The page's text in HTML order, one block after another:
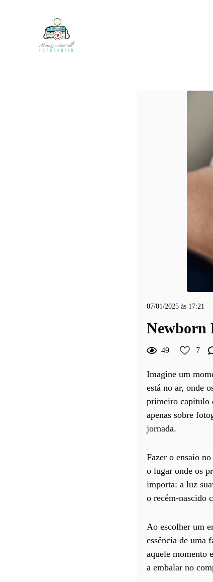
07/01/2025 às 17:21
Newborn
49 7
Imagine um
está no ar, onde
primeiro capítulo
apenas sobre
jornada.
Fazer o ensaio
o lugar onde os
importa: a luz
o recém-nascido
Ao escolher um
essência de uma
aquele momento
a embalar no